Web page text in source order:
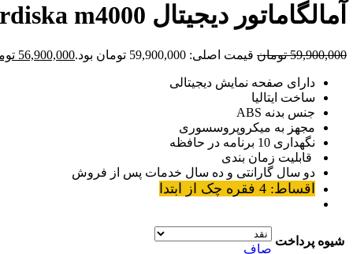
آمالگاماتور دیجیتال Nordiska m4000
59,900,000 تومان قیمت اصلی: 59,900,000 تومان بود. 56,900,000
دارای صفحه نمایش دیجیتالی
ساخت ایتالیا
جنس بدنه ABS
مجهز به میکروپروسسوری
نگهداری 10 برنامه در حافظه
قابلیت زمان بندی
دو سال گارانتی و ده سال خدمات پس از فروش
اقساط: 4 فقره چک از ابتدا
شیوه پرداخت
صاف